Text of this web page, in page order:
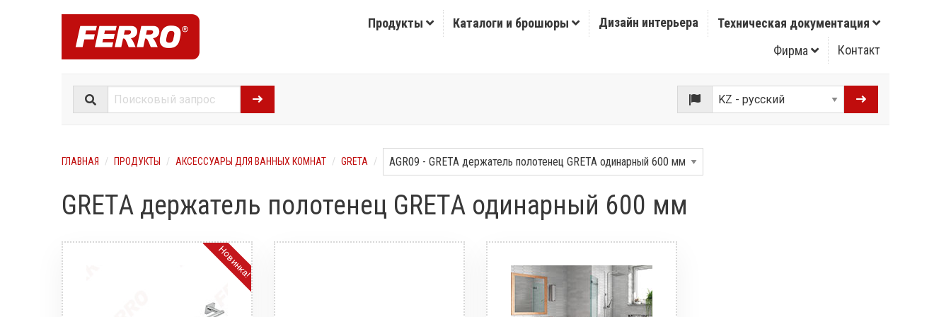
Продукты Каталоги и брошюры Дизайн интерьера
Техническая документация
Фирма
Контакт
ГЛАВНАЯ ПРОДУКТЫ АКСЕССУАРЫ ДЛЯ ВАННЫХ КОМНАТ GRETA
GRETA держатель полотенец GRETA одинарный 600 мм
Новинка!